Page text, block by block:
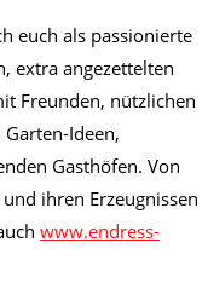
euch als passionierte
extra angezettelten
Freunden, nützlichen
Ideen,
Gasthöfen. Von
ihren Erzeugnissen
www.endress-